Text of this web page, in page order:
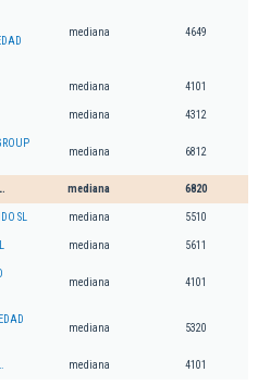
mediana 4649
mediana 4101
mediana 4312
mediana 6812
mediana 6820
SL mediana 5510
mediana 5611
mediana 4101
mediana 5320
mediana 4101